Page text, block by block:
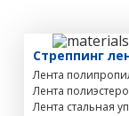
Стреппинг
Лента
Лента
Лента стальная